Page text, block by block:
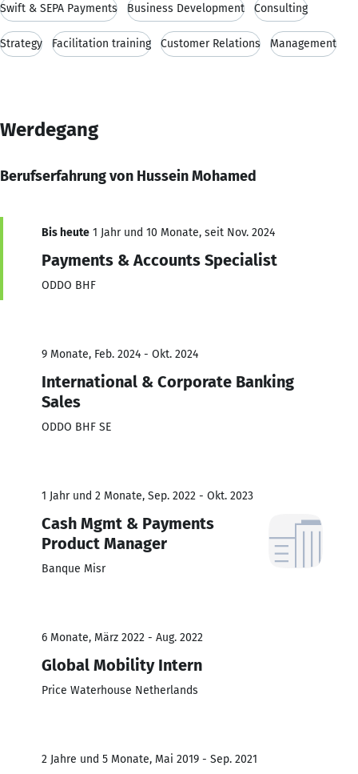
Swift & SEPA Payments Business Development Consulting
Strategy Facilitation training Customer Relations Management
Werdegang
Berufserfahrung von Hussein Mohamed
Bis heute 1 Jahr und 10 Monate, seit Nov. 2024
Payments & Accounts Specialist
ODDO BHF
9 Monate, Feb. 2024 - Okt. 2024
International & Corporate Banking
Sales
ODDO BHF SE
1 Jahr und 2 Monate, Sep. 2022 - Okt. 2023
Cash Mgmt & Payments
Product Manager
Banque Misr
6 Monate, März 2022 - Aug. 2022
Global Mobility Intern
Price Waterhouse Netherlands
2 Jahre und 5 Monate, Mai 2019 - Sep. 2021